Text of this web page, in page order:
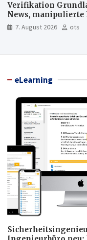
Verifikation
News,
7. August 2026 ots
eLearning